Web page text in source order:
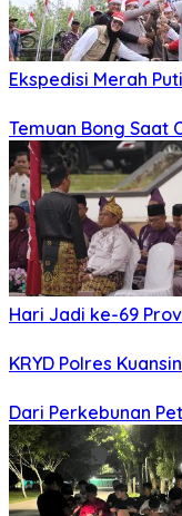
Ekspedisi Merah
Temuan Bong Saat
Hari Jadi ke-69
KRYD Polres
Dari Perkebunan